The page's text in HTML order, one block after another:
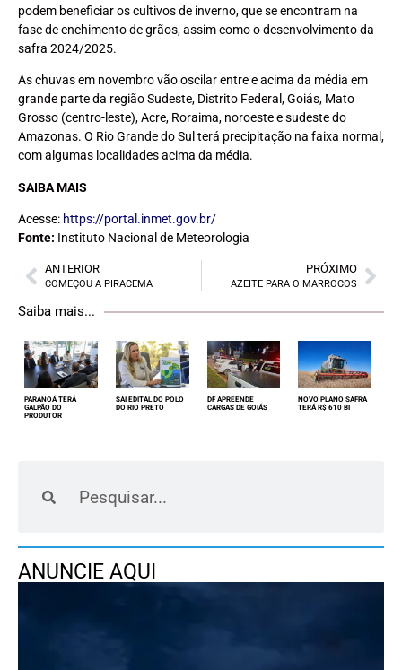
podem beneficiar os cultivos de inverno, que se encontram na
fase de enchimento de grãos, assim como o desenvolvimento da
safra 2024/2025.
As chuvas em novembro vão oscilar entre e acima da média em
grande parte da região Sudeste, Distrito Federal, Goiás, Mato
Grosso (centro-leste), Acre, Roraima, noroeste e sudeste do
Amazonas. O Rio Grande do Sul terá precipitação na faixa normal,
com algumas localidades acima da média.
SAIBA MAIS
Acesse: https://portal.inmet.gov.br/
Fonte: Instituto Nacional de Meteorologia
ANTERIOR
COMEÇOU A PIRACEMA
PRÓXIMO
AZEITE PARA O MARROCOS
Saiba mais...
PARANOÁ TERÁ
GALPÃO DO
PRODUTOR
SAI EDITAL DO POLO
DO RIO PRETO
DF APREENDE
CARGAS DE GOIÁS
NOVO PLANO SAFRA
TERÁ R$ 610 BI
ANUNCIE AQUI